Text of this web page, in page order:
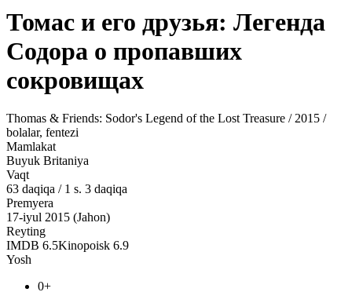
Томас и его друзья: Легенда
Содора о пропавших
сокровищах
Thomas & Friends: Sodor's Legend of the Lost Treasure / 2015 /
bolalar, fentezi
Mamlakat
Buyuk Britaniya
Vaqt
63 daqiqa / 1 s. 3 daqiqa
Premyera
17-iyul 2015 (Jahon)
Reyting
IMDB 6.5Kinopoisk 6.9
Yosh
0+